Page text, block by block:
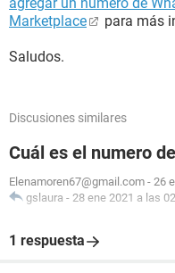
Marketplace
para más
Saludos.
Discusiones similares
Cuál es el numero
Elenamoren67@gmail.com - 26
gslaura - 28 ene 2021 a las
1 respuesta